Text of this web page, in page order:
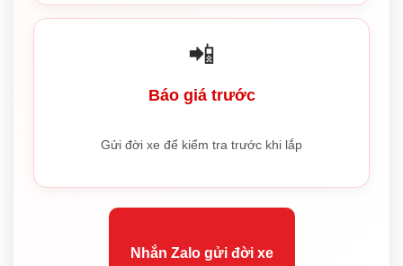
📲
Báo giá trước
Gửi đời xe để kiểm tra trước khi lắp
Nhắn Zalo gửi đời xe